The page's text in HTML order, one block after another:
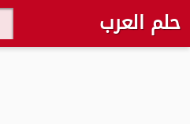
حلم العرب